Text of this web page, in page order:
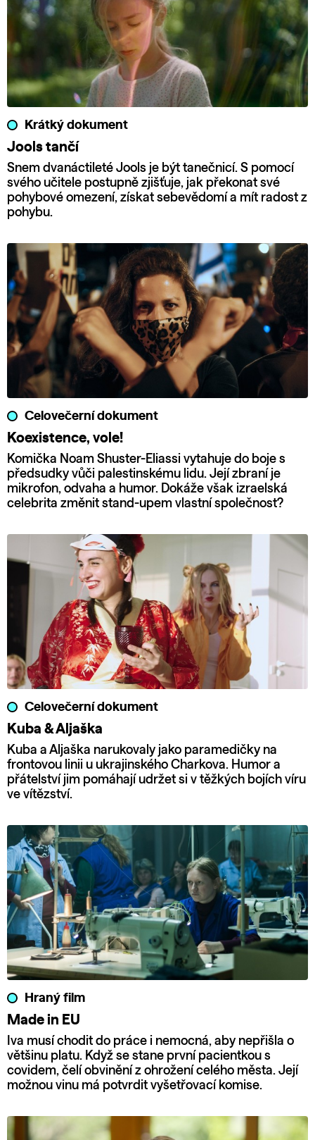
Krátký dokument
Jools tančí
Snem dvanáctileté Jools je být tanečnicí. S pomocí
svého učitele postupně zjišťuje, jak překonat své
pohybové omezení, získat sebevědomí a mít radost z
pohybu.
Celovečerní dokument
Koexistence, vole!
Komička Noam Shuster-Eliassi vytahuje do boje s
předsudky vůči palestinskému lidu. Její zbraní je
mikrofon, odvaha a humor. Dokáže však izraelská
celebrita změnit stand-upem vlastní společnost?
Celovečerní dokument
Kuba & Aljaška
Kuba a Aljaška narukovaly jako paramedičky na
frontovou linii u ukrajinského Charkova. Humor a
přátelství jim pomáhají udržet si v těžkých bojích víru
ve vítězství.
Hraný film
Made in EU
Iva musí chodit do práce i nemocná, aby nepřišla o
většinu platu. Když se stane první pacientkou s
covidem, čelí obvinění z ohrožení celého města. Její
možnou vinu má potvrdit vyšetřovací komise.